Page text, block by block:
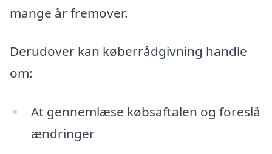
mange år fremover.
Derudover kan køberrådgivning handle
om:
At gennemlæse købsaftalen og foreslå
ændringer